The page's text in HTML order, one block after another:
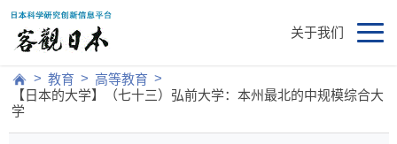
关于我们
> 教育 > 高等教育 >
【日本的大学】（七十三）弘前大学：本州最北的中规模综合大
学